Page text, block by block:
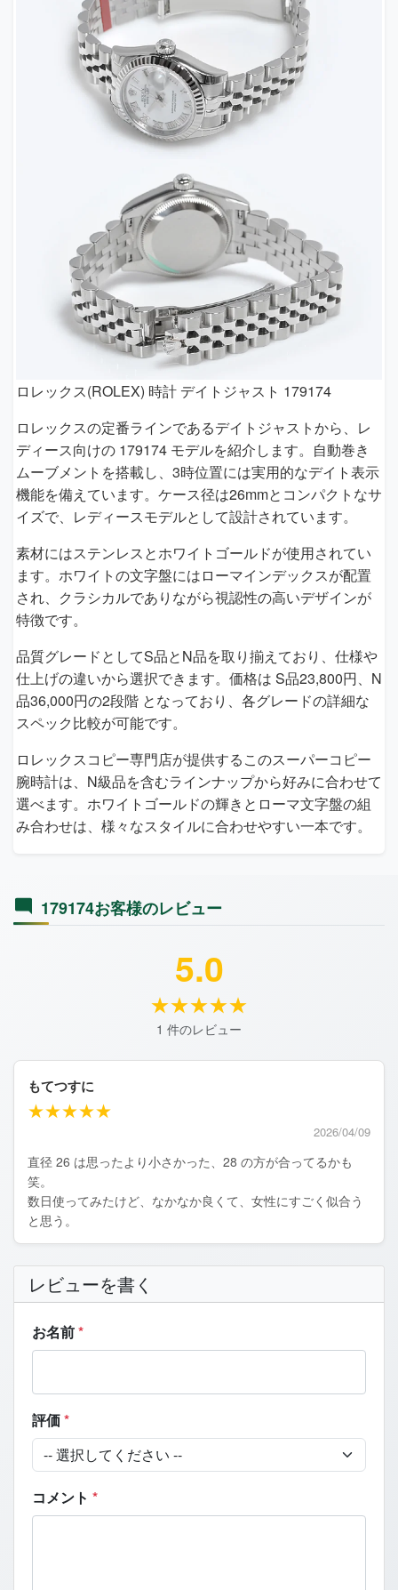
ロレックス(ROLEX) 時計 デイトジャスト 179174
ロレックスの定番ラインであるデイトジャストから、レ
ディース向けの 179174 モデルを紹介します。自動巻き
ムーブメントを搭載し、3時位置には実用的なデイト表示
機能を備えています。ケース径は26mmとコンパクトなサ
イズで、レディースモデルとして設計されています。
素材にはステンレスとホワイトゴールドが使用されてい
ます。ホワイトの文字盤にはローマインデックスが配置
され、クラシカルでありながら視認性の高いデザインが
特徴です。
品質グレードとしてS品とN品を取り揃えており、仕様や
仕上げの違いから選択できます。価格は S品23,800円、N
品36,000円の2段階 となっており、各グレードの詳細な
スペック比較が可能です。
ロレックスコピー専門店が提供するこのスーパーコピー
腕時計は、N級品を含むラインナップから好みに合わせて
選べます。ホワイトゴールドの輝きとローマ文字盤の組
み合わせは、様々なスタイルに合わせやすい一本です。
179174お客様のレビュー
5.0
★★★★★
1 件のレビュー
もてつすに
★★★★★
2026/04/09
直径 26 は思ったより小さかった、28 の方が合ってるかも
笑。
数日使ってみたけど、なかなか良くて、女性にすごく似合う
と思う。
レビューを書く
お名前*
評価*
コメント *